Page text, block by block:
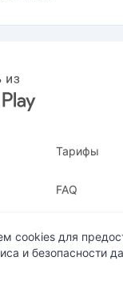
Тарифы
FAQ
cookies для
и безопасности